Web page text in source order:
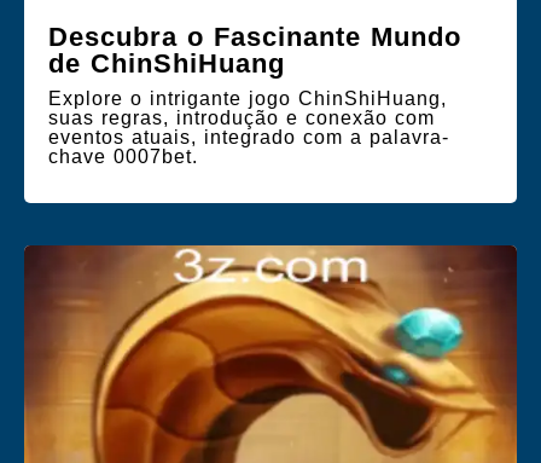
Descubra o Fascinante Mundo
de ChinShiHuang
Explore o intrigante jogo ChinShiHuang,
suas regras, introdução e conexão com
eventos atuais, integrado com a palavra-
chave 0007bet.